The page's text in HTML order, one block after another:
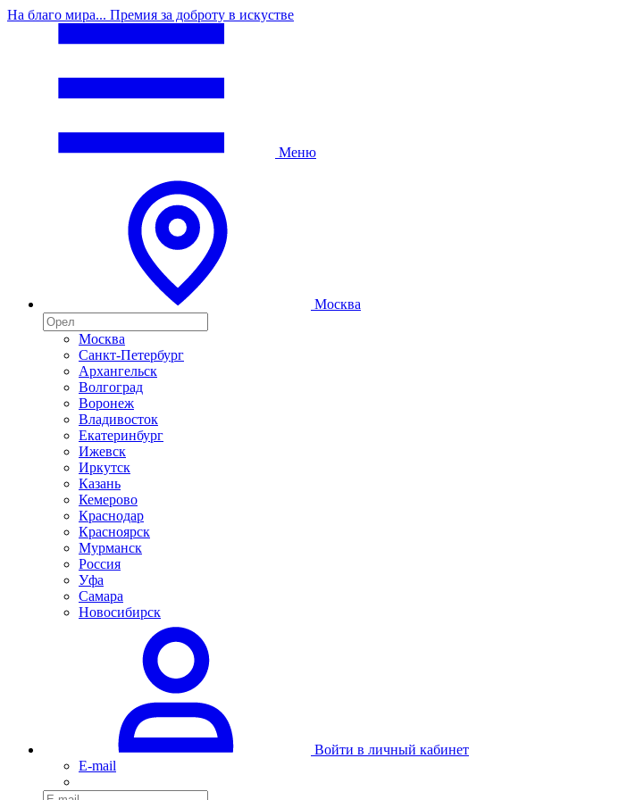
На благо мира... Премия за доброту в искустве
Меню
Москва
Москва
Санкт-Петербург
Архангельск
Волгоград
Воронеж
Владивосток
Екатеринбург
Ижевск
Иркутск
Казань
Кемерово
Краснодар
Красноярск
Мурманск
Россия
Уфа
Самара
Новосибирск
Войти в личный кабинет
E-mail